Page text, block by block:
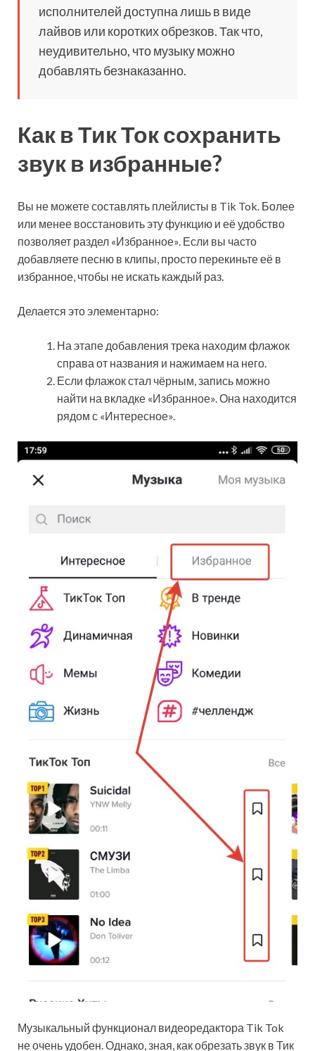
исполнителей доступна лишь в виде
лайвов или коротких обрезков. Так что,
неудивительно, что музыку можно
добавлять безнаказанно.
Как в Тик Ток сохранить
звук в избранные?
Вы не можете составлять плейлисты в Tik Tok. Более
или менее восстановить эту функцию и её удобство
позволяет раздел «Избранное». Если вы часто
добавляете песню в клипы, просто перекиньте её в
избранное, чтобы не искать каждый раз.
Делается это элементарно:
На этапе добавления трека находим флажок
справа от названия и нажимаем на него.
Если флажок стал чёрным, запись можно
найти на вкладке «Избранное». Она находится
рядом с «Интересное».
Музыкальный функционал видеоредактора Tik Tok
не очень удобен. Однако, зная, как обрезать звук в Тик